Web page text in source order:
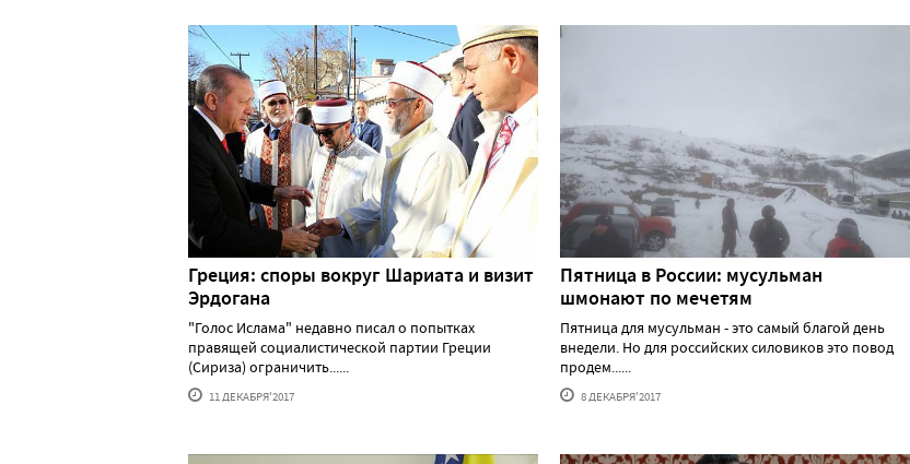
Греция: споры вокруг Шариата и визит
Эрдогана
"Голос Ислама" недавно писал о попытках
правящей социалистической партии Греции
(Сириза) ограничить......
11 ДЕКАБРЯ'2017
Пятница в России: мусульман
шмонают по мечетям
Пятница для мусульман - это самый благой день
внедели. Но для российских силовиков это повод
продем......
8 ДЕКАБРЯ'2017